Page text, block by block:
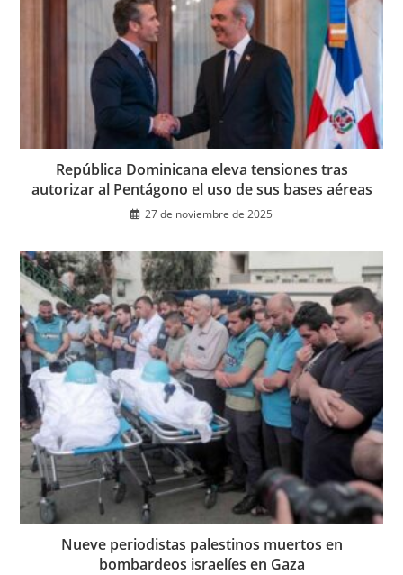
República Dominicana eleva tensiones tras
autorizar al Pentágono el uso de sus bases aéreas
27 de noviembre de 2025
Nueve periodistas palestinos muertos en
bombardeos israelíes en Gaza